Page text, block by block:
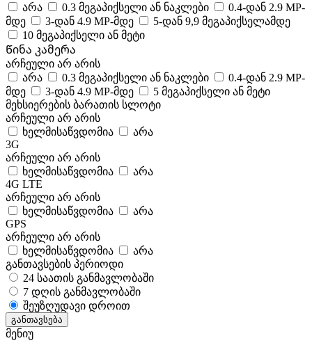
არა
0.3 მეგაპიქსელი ან ნაკლები
0.4-დან 2.9 MP-
მდე
3-დან 4.9 MP-მდე
5-დან 9,9 მეგაპიქსელამდე
10 მეგაპიქსელი ან მეტი
Წინა კამერა
არჩეული არ არის
არა
0.3 მეგაპიქსელი ან ნაკლები
0.4-დან 2.9 MP-
მდე
3-დან 4.9 MP-მდე
5 მეგაპიქსელი ან მეტი
მეხსიერების ბარათის სლოტი
არჩეული არ არის
ხელმისაწვდომია
არა
3G
არჩეული არ არის
ხელმისაწვდომია
არა
4G LTE
არჩეული არ არის
ხელმისაწვდომია
არა
GPS
არჩეული არ არის
ხელმისაწვდომია
არა
განთავსების პერიოდი
24 საათის განმავლობაში
7 დღის განმავლობაში
შეუზღუდავი დროით
განთავსება
მენიუ